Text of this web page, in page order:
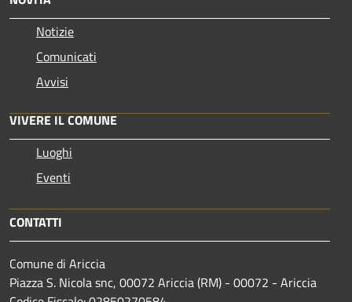
Notizie
Comunicati
Avvisi
VIVERE IL COMUNE
Luoghi
Eventi
CONTATTI
Comune di Ariccia
Piazza S. Nicola snc, 00072 Ariccia (RM) - 00072 - Ariccia